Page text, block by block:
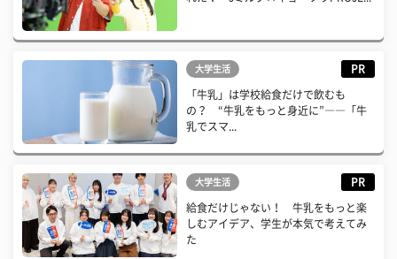
大学生活 PR
「牛乳」は学校給食だけで飲むも
の？ “牛乳をもっと身近に”――「牛
乳でスマ...
大学生活 PR
給食だけじゃない！ 牛乳をもっと楽
しむアイデア、学生が本気で考えてみ
た